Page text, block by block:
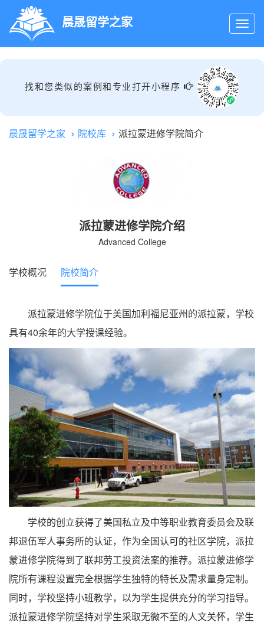
晨晟留学之家
找和您类似的案例和专业打开小程序
晨晟留学之家 院校库 派拉蒙进修学院简介
派拉蒙进修学院介绍
Advanced College
学校概况 院校简介
派拉蒙进修学院位于美国加利福尼亚州的派拉蒙，学校
具有40余年的大学授课经验。
学校的创立获得了美国私立及中等职业教育委员会及联
邦退伍军人事务所的认证，作为全国认可的社区学院，派拉
蒙进修学院得到了联邦劳工投资法案的推荐。派拉蒙进修学
院所有课程设置完全根据学生独特的特长及需求量身定制。
同时，学校坚持小班教学，以为学生提供充分的学习指导。
派拉蒙进修学院坚持对学生采取无微不至的人文关怀，学生